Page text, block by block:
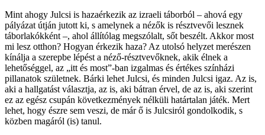
Mint ahogy Julcsi is hazaérkezik az izraeli táborból – ahová egy
pályázat útján jutott ki, s amelynek a nézők is résztvevői lesznek
táborlakókként –, ahol állítólag megszólalt, sőt beszélt. Akkor most
mi lesz otthon? Hogyan érkezik haza? Az utolsó helyzet merészen
kínálja a szerepbe lépést a néző-résztvevőknek, akik élnek a
lehetőséggel, az „itt és most”-ban izgalmas és értékes színházi
pillanatok születnek. Bárki lehet Julcsi, és minden Julcsi igaz. Az is,
aki a hallgatást választja, az is, aki bátran érvel, de az is, aki szerint
ez az egész csupán következmények nélküli határtalan játék. Mert
lehet, hogy észre sem veszi, de már ő is Julcsiról gondolkodik, s
közben magáról (is) tanul.